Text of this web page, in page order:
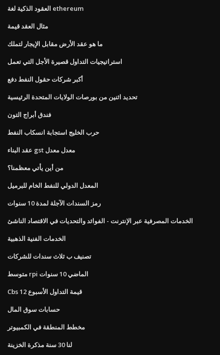
العقود الذكية لغة ethereum
مثال العقد قيمة
ما هو عقد الأرض مقابل الإيجار لتملك
استراتيجيات التداول قصيرة الأجل التي تعمل
أكبر شركات حقول النفط دفع
تحديد اثنين من بورصات الولايات المتحدة الرئيسية
فندق أبراج التون
حرب الخليج استجابة انسكاب النفط
عقد البناء gst معدل معدل
من أين يأتي معظمنا؟
المعدل الدولي للنفط الخام للبرميل
رمز السندات الآجلة لمدة 10 سنوات
الخدمات المصرفية عبر الإنترنت - الفوائد والتحديات في الاقتصاد الناشئ
الخدمات الفنية الذهبية
تصنيف ب ثلاث سندات للشركات
متوسط ​​rpi الماضي 10 سنوات
Cbs قيمة التداول الأسبوع 12
حسابات سوق المال
مخطط المنطقة في الكمبيوتر
لنا 30 سنة مذكرة الخزينة